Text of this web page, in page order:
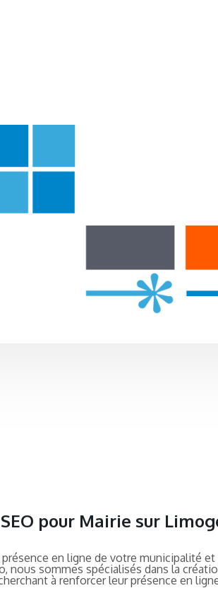
pour Mairie sur
en ligne de votre municipalité
nous sommes spécialisés dans la
à renforcer leur présence en